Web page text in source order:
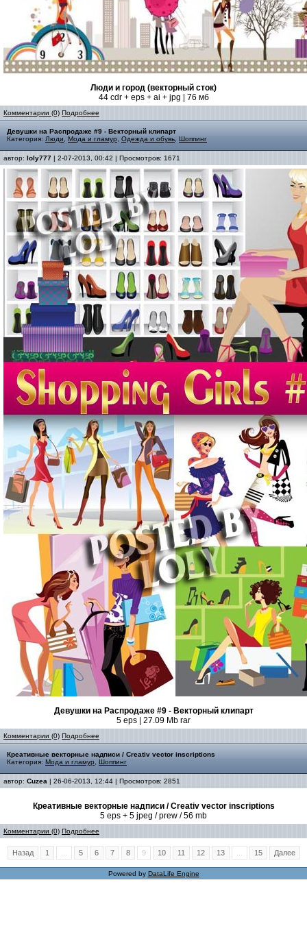
Люди и город (векторный сток)
44 cdr + eps + ai + jpg | 76 мб
Комментарии (0) Подробнее
Девушки на Распродаже #9 - Векторный клипарт
Категория: Люди Мода и гламур Одежда и обувь Шоппинг
автор: loly777 | 2-07-2013, 00:42 | Просмотров: 1671
Девушки на Распродаже #9 - Векторный клипарт
5 eps | 27.09 Mb rar
Комментарии (0) Подробнее
Креативные векторные надписи / Creativ vector inscriptions
Категория: Мода и гламур Шоппинг
автор: Cuzea | 26-06-2013, 12:44 | Просмотров: 2851
Креативные векторные надписи / Creativ vector inscriptions
5 eps + 5 jpeg / prew / 56 mb
Комментарии (0) Подробнее
Назад 1 5 6 7 8 9 10 11 12 13 15 Далее
Powered by DataLife Engine